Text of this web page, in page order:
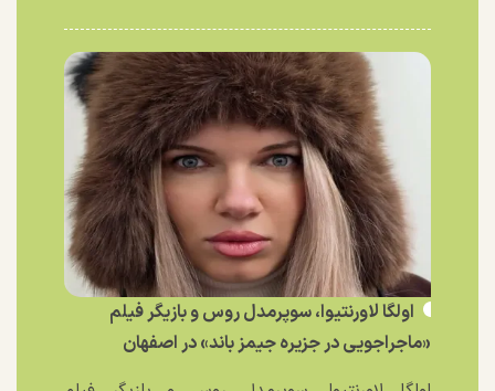
اولگا لاورنتیوا، سوپرمدل روس و بازیگر فیلم
«ماجراجویی در جزیره جیمز باند» در اصفهان